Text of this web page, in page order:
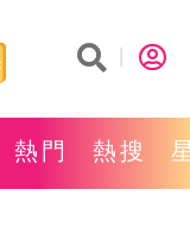
熱門 熱搜